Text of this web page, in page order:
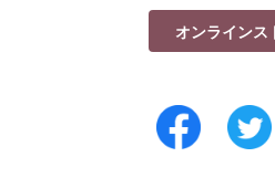
オンラインス